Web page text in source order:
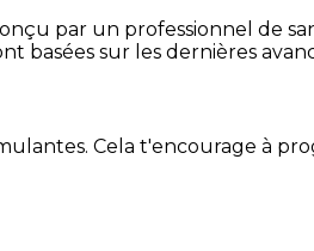
par un professionnel de
basées sur les dernières
Cela t'encourage à